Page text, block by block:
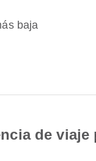
baja
de viaje